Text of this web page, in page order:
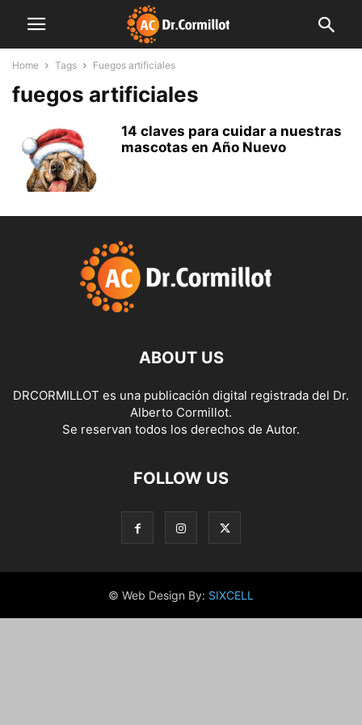
Home Tags Fuegos artificiales
fuegos artificiales
14 claves para cuidar a nuestras
mascotas en Año Nuevo
ABOUT US
DRCORMILLOT es una publicación digital registrada del Dr.
Alberto Cormillot.
Se reservan todos los derechos de Autor.
FOLLOW US
© Web Design By: SIXCELL